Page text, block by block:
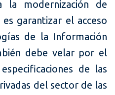
la modernización de
es garantizar el acceso
de la Información
debe velar por el
de las
del sector de las